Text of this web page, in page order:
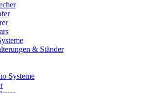
& Ständer
Systeme